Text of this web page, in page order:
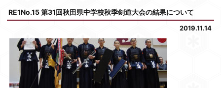
RE1No.15 第31回秋田県中学校秋季剣道大会の結果について
2019.11.14